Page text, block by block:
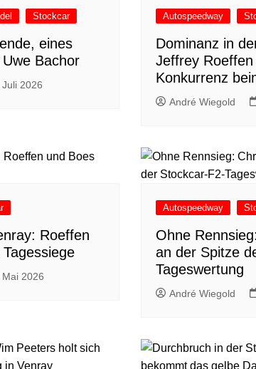
Stockcar
eines
Bachor
Juli 2026
Autospeedway
Dominanz in
Jeffrey
Konkurrenz
André Wiegold
Roeffen
Mai 2026
Autospeedway
Ohne
an der Spitze
Tageswertung
André Wiegold